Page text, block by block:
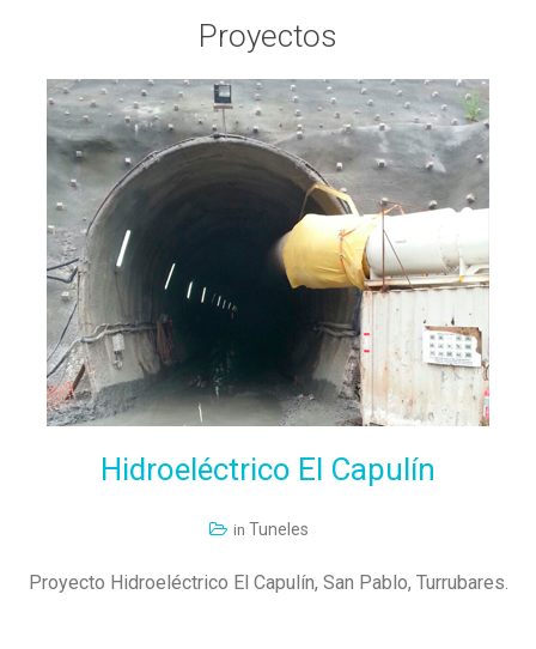
Proyectos
LEER MÁS
Hidroeléctrico El Capulín
in Tuneles
Proyecto Hidroeléctrico El Capulín, San Pablo, Turrubares.